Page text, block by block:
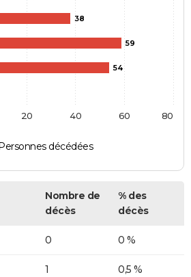
38
59
54
décédées
20 40 60 80
Nombre de
décès
% des
décès
0 0 %
1 0,5 %